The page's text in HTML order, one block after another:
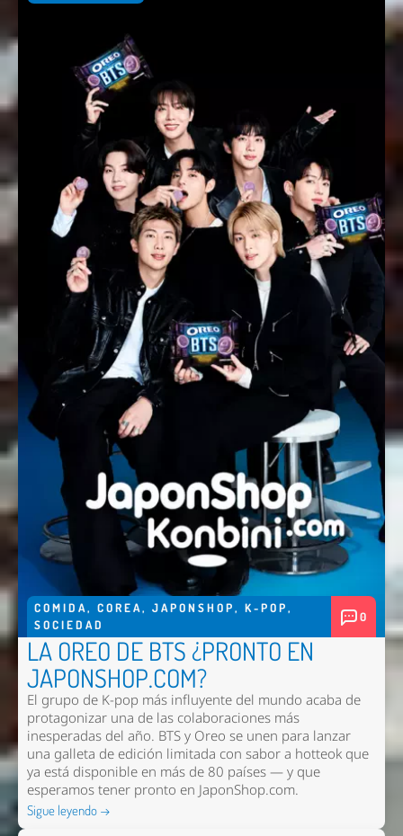
COMIDA, COREA, JAPONSHOP, K-POP,
SOCIEDAD
0
LA OREO DE BTS ¿PRONTO EN
JAPONSHOP.COM?
El grupo de K-pop más influyente del mundo acaba de
protagonizar una de las colaboraciones más
inesperadas del año. BTS y Oreo se unen para lanzar
una galleta de edición limitada con sabor a hotteok que
ya está disponible en más de 80 países — y que
esperamos tener pronto en JaponShop.com.
Sigue leyendo →